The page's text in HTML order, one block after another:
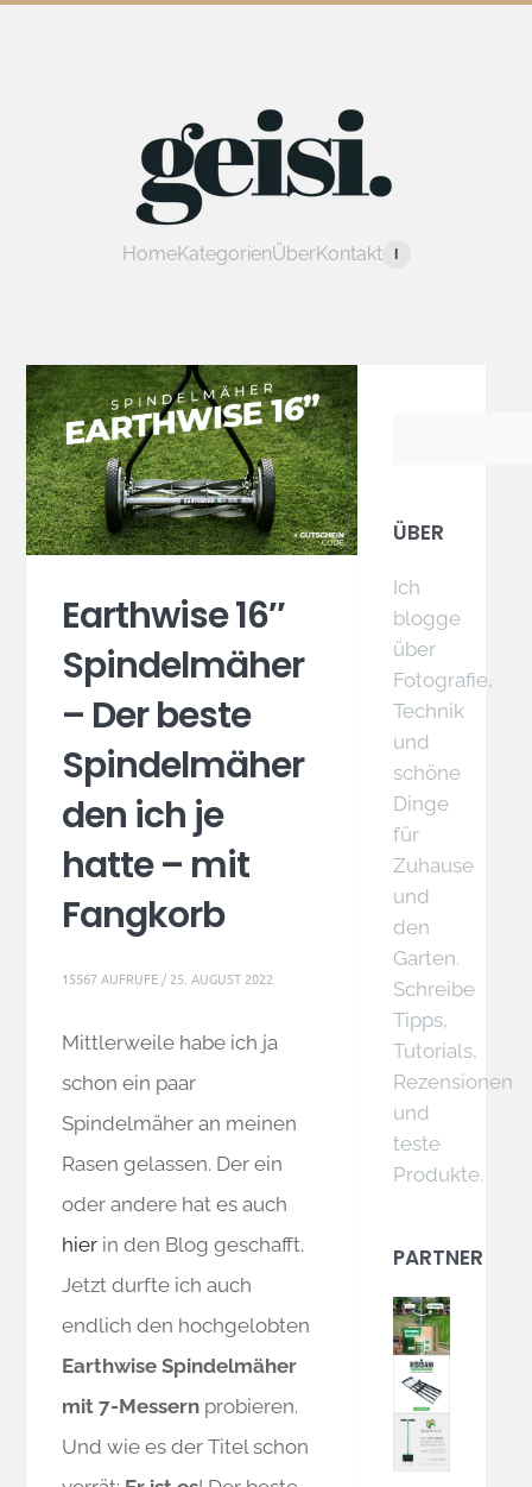
HomeKategorienÜberKontakt I
Earthwise 16″
Spindelmäher
– Der beste
Spindelmäher
den ich je
hatte – mit
Fangkorb
15567 AUFRUFE /25. AUGUST 2022
Mittlerweile habe ich ja
schon ein paar
Spindelmäher an meinen
Rasen gelassen. Der ein
oder andere hat es auch
hier in den Blog geschafft.
Jetzt durfte ich auch
endlich den hochgelobten
Earthwise Spindelmäher
mit 7-Messern probieren.
Und wie es der Titel schon
ÜBER
Ich
blogge
über
Fotografie,
Technik
und
schöne
Dinge
für
Zuhause
und
den
Garten.
Schreibe
Tipps,
Tutorials,
Rezensionen
und
teste
Produkte.
PARTNER